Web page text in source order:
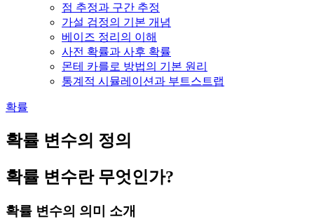
점 추정과 구간 추정
가설 검정의 기본 개념
베이즈 정리의 이해
사전 확률과 사후 확률
몬테 카를로 방법의 기본 원리
통계적 시뮬레이션과 부트스트랩
확률
확률 변수의 정의
확률 변수란 무엇인가?
확률 변수의 의미 소개